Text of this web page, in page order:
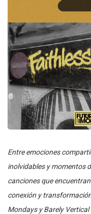
Entre emociones
inolvidables y momentos
canciones que
conexión y
Mondays y Barely